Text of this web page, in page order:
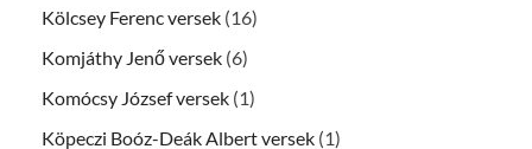
Kölcsey Ferenc versek (16)
Komjáthy Jenő versek (6)
Komócsy József versek (1)
Köpeczi Boóz-Deák Albert versek (1)